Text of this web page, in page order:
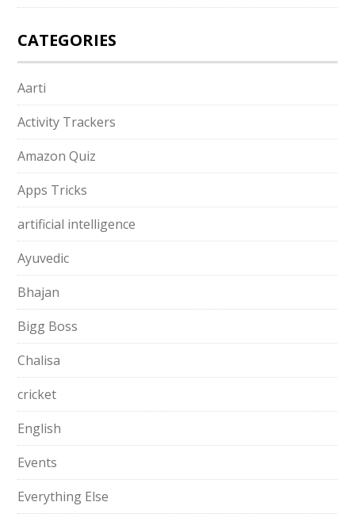
CATEGORIES
Aarti
Activity Trackers
Amazon Quiz
Apps Tricks
artificial intelligence
Ayuvedic
Bhajan
Bigg Boss
Chalisa
cricket
English
Events
Everything Else